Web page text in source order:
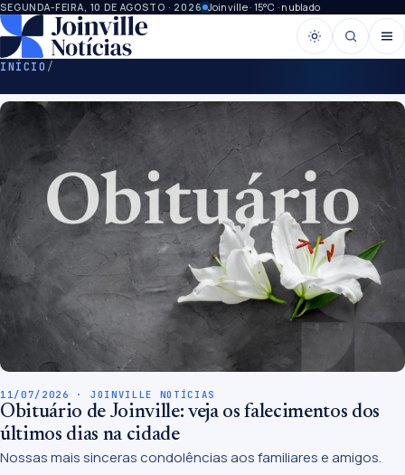
SEGUNDA-FEIRA, 10 DE AGOSTO · 2026 Joinville · 15°C · nublado
INÍCIO /
11/07/2026 · JOINVILLE NOTÍCIAS
Obituário de Joinville: veja os falecimentos dos
últimos dias na cidade
Nossas mais sinceras condolências aos familiares e amigos.